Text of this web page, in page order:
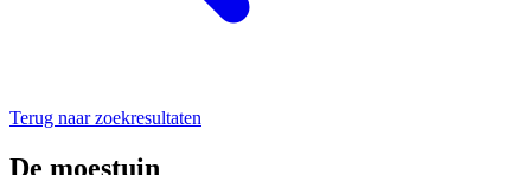
Terug naar zoekresultaten
De moestuin